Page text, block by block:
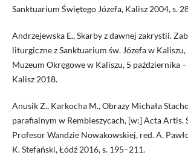
Sanktuarium Świętego Józefa, Kalisz 2004, s.
Andrzejewska E., Skarby z dawnej zakrystii.
liturgiczne z Sanktuarium św. Józefa w
Muzeum Okręgowe w Kaliszu, 5 października
Kalisz 2018.
Anusik Z., Karkocha M., Obrazy Michała
parafialnym w Rembieszycach, [w:] Acta Artis.
Profesor Wandzie Nowakowskiej, red. A.
K. Stefański, Łódź 2016, s. 195–211.